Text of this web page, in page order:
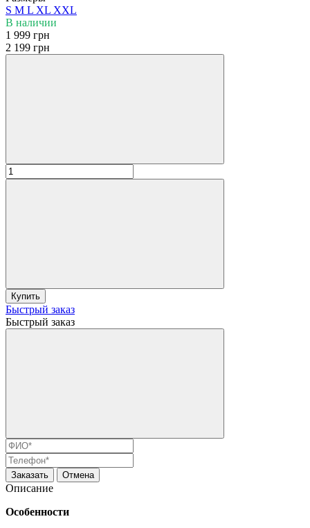
S M L XL XXL
В наличии
1 999 грн
2 199 грн
Купить
Быстрый заказ
Быстрый заказ
Заказать Отмена
Описание
Особенности